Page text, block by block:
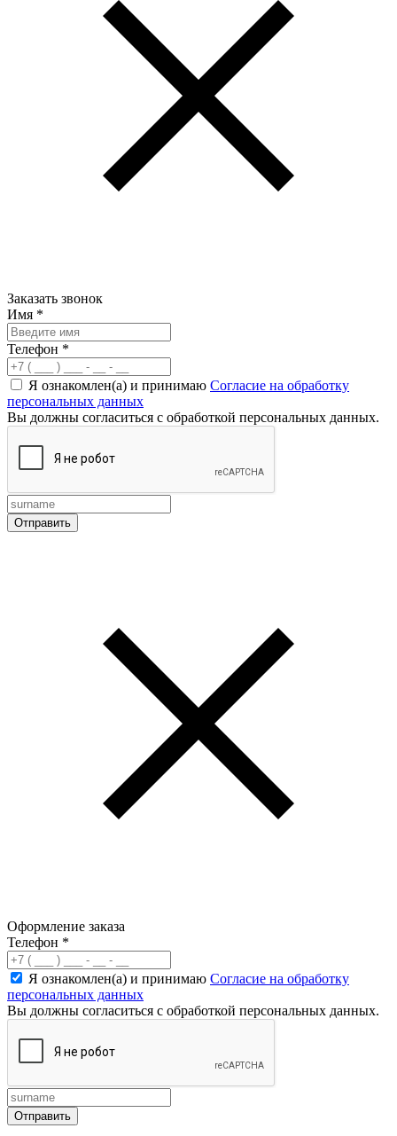
Заказать звонок
Имя *
Телефон *
Я ознакомлен(а) и принимаю Согласие на обработку
персональных данных
Вы должны согласиться с обработкой персональных данных.
Оформление заказа
Телефон *
Я ознакомлен(а) и принимаю Согласие на обработку
персональных данных
Вы должны согласиться с обработкой персональных данных.